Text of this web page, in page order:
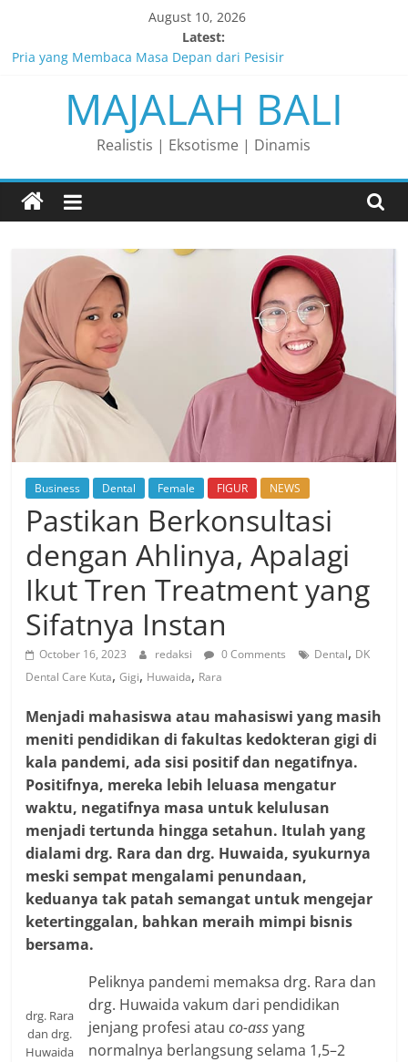
content
August 10, 2026
Latest:
Pria yang Membaca Masa Depan dari Pesisir
Membaca Peluang, Menaklukkan Tantangan, dan Membangun
Bisnis Peternakan yang Berkelanjutan
Lelaki yang Mengubah Garis Menjadi Masa Depan
Matahari yang Lahir di Pulau Dewata
Perjalanan Panjang di Balik Rasa yang Dicintai Banyak Orang
MAJALAH BALI
Realistis | Eksotisme | Dinamis
Business Dental Female FIGUR NEWS
Pastikan Berkonsultasi
dengan Ahlinya, Apalagi
Ikut Tren Treatment yang
Sifatnya Instan
October 16, 2023 redaksi 0 Comments Dental, DK
Dental Care Kuta,Gigi, Huwaida, Rara
Menjadi mahasiswa atau mahasiswi yang masih
meniti pendidikan di fakultas kedokteran gigi di
kala pandemi, ada sisi positif dan negatifnya.
Positifnya, mereka lebih leluasa mengatur
waktu, negatifnya masa untuk kelulusan
menjadi tertunda hingga setahun. Itulah yang
dialami drg. Rara dan drg. Huwaida, syukurnya
meski sempat mengalami penundaan,
keduanya tak patah semangat untuk mengejar
ketertinggalan, bahkan meraih mimpi bisnis
bersama.
drg. Rara
dan drg.
Huwaida
Peliknya pandemi memaksa drg. Rara dan
drg. Huwaida vakum dari pendidikan
jenjang profesi atauco-assyang
normalnya berlangsung selama 1,5–2